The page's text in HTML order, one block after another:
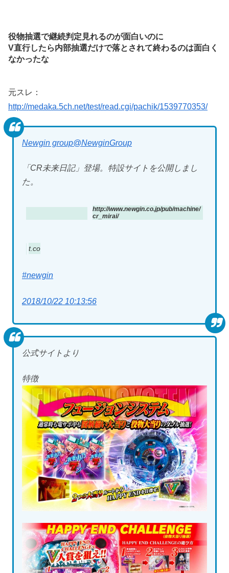
役物抽選で継続判定見れるのが面白いのに
V直行したら内部抽選だけで落とされて終わるのは面白く
なかったな
元スレ：
http://medaka.5ch.net/test/read.cgi/pachik/1539770353/
Newgin group@NewginGroup
「CR未来日記」登場。特設サイトを公開しまし
た。
http://www.newgin.co.jp/pub/machine/
cr_mirai/
t.co
#newgin
2018/10/22 10:13:56
公式サイトより
特徴